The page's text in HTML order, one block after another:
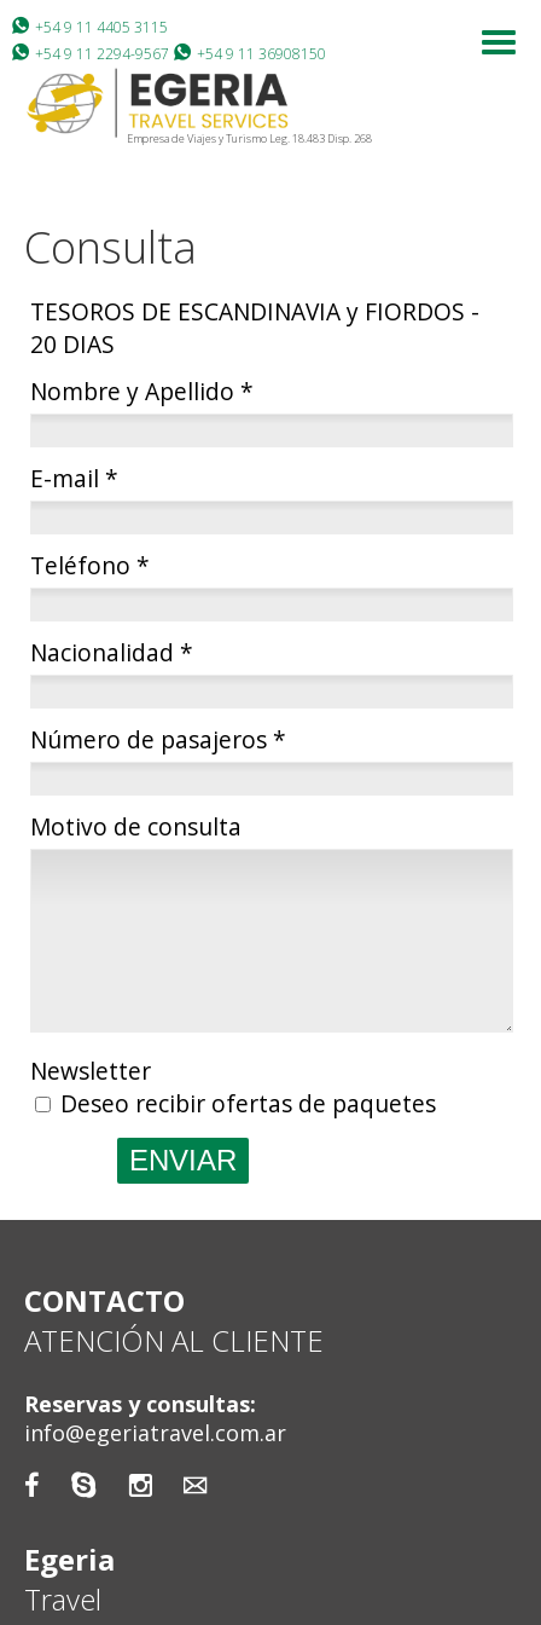
+54 9 11 4405 3115
+54 9 11 2294-9567
+54 9 11 36908150
Empresa de Viajes y Turismo Leg. 18.483 Disp. 268
Consulta
TESOROS DE ESCANDINAVIA y FIORDOS -
20 DIAS
Nombre y Apellido *
E-mail *
Teléfono *
Nacionalidad *
Número de pasajeros *
Motivo de consulta
Newsletter
Deseo recibir ofertas de paquetes
CONTACTO
ATENCIÓN AL CLIENTE
Reservas y consultas:
info@egeriatravel.com.ar
   
Egeria
Travel